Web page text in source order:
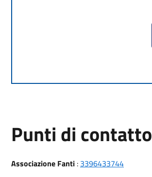
Punti di contatto
Associazione Fanti: 3396433744